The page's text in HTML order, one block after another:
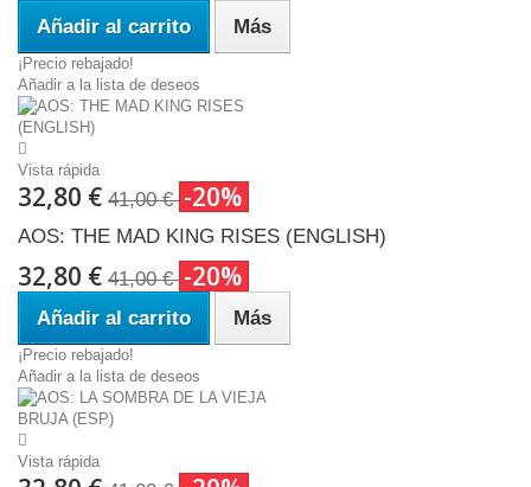
Añadir al carrito Más
¡Precio rebajado!
Añadir a la lista de deseos
Vista rápida
32,80 € 41,00 € -20%
AOS: THE MAD KING RISES (ENGLISH)
32,80 € 41,00 € -20%
Añadir al carrito Más
¡Precio rebajado!
Añadir a la lista de deseos
Vista rápida